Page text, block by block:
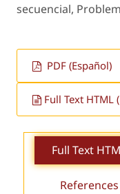
secuencial,
PDF (Español)
Full Text HTML
Full Text
References